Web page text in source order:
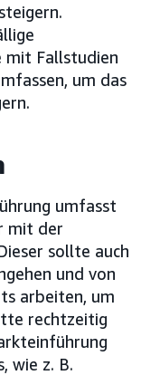
mit Fallstudien
um das
umfasst
mit der
sollte auch
und von
arbeiten, um
rechtzeitig
wie z. B.